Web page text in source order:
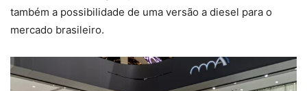
também a possibilidade de uma versão a diesel para o
mercado brasileiro.